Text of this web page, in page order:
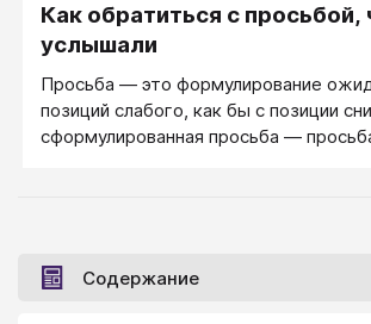
Как обратиться с просьбой,
услышали
Просьба — это формулирование
позиций слабого, как бы с позиции
сформулированная просьба —
Содержание